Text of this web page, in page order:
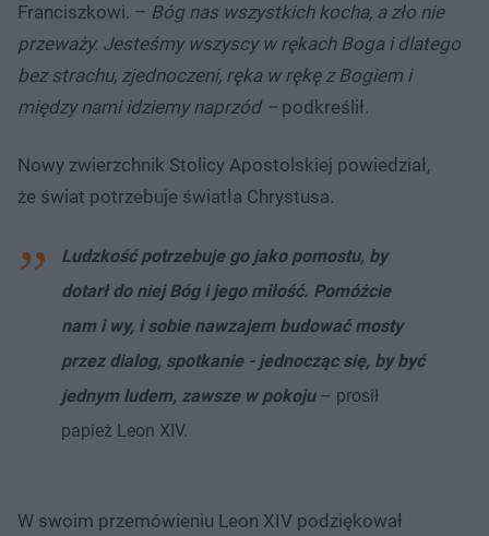
Franciszkowi. – Bóg nas wszystkich kocha, a zło nie
przeważy. Jesteśmy wszyscy w rękach Boga i dlatego
bez strachu, zjednoczeni, ręka w rękę z Bogiem i
między nami idziemy naprzód – podkreślił.
Nowy zwierzchnik Stolicy Apostolskiej powiedział,
że świat potrzebuje światła Chrystusa.
Ludzkość potrzebuje go jako pomostu, by
dotarł do niej Bóg i jego miłość. Pomóżcie
nam i wy, i sobie nawzajem budować mosty
przez dialog, spotkanie - jednocząc się, by być
jednym ludem, zawsze w pokoju– prosił
papież Leon XIV.
W swoim przemówieniu Leon XIV podziękował